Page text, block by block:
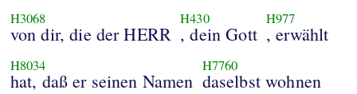
H3068
von dir, die der HERR
H430
, dein Gott
H977
, erwählt
H8034
hat, daß er seinen Namen
H7760
daselbst wohnen